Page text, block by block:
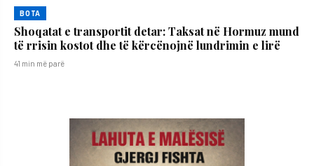
BOTA
Shoqatat e transportit detar: Taksat në Hormuz mund
të rrisin kostot dhe të kërcënojnë lundrimin e lirë
41 min më parë